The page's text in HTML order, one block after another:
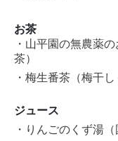
お茶
・山平園の無農薬
茶）
・梅生番茶（梅干
ジュース
・りんごのくず湯